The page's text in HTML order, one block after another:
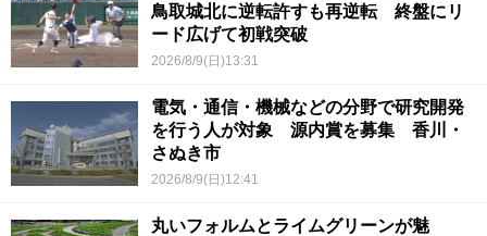
鳥取城北に逆転許すも再逆転 終盤にリ
ード広げて初戦突破
2026/8/9(日)13:31
電気・通信・機械などの分野で研究開発
を行う人が対象 源内賞を募集 香川・
さぬき市
2026/8/9(日)12:41
丸いフォルムとライムグリーンが魅